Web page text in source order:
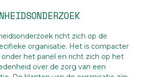
richt zich op de
organisatie. Het is compacter
het panel en richt zich op het
over de zorg van een